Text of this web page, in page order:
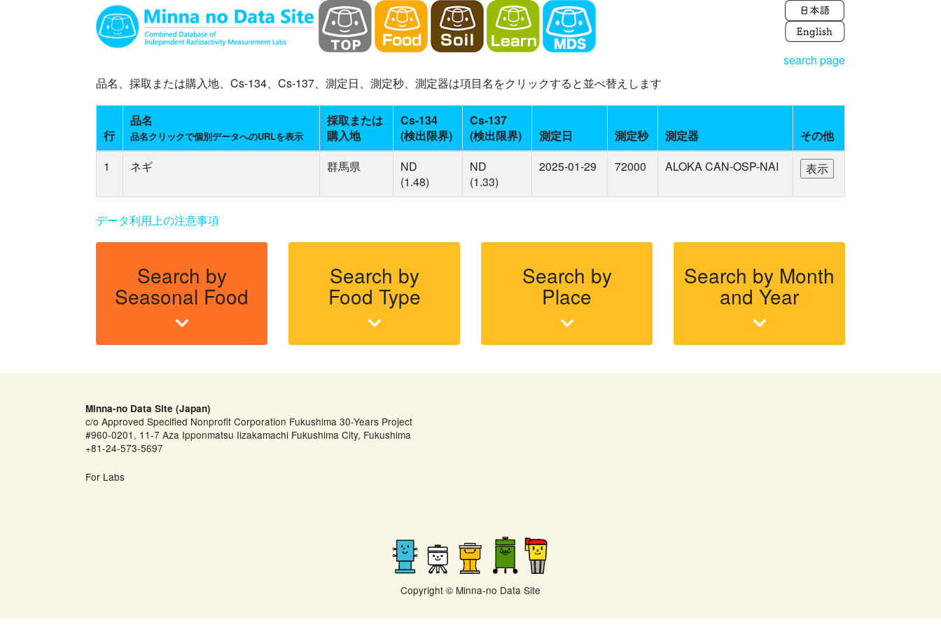
search page
品名、採取または購入地、Cs-134、Cs-137、測定日、測定秒、測定器は項目名をクリックすると並べ替えします
行
品名
品名クリックで個別データへのURLを表示
採取または
購入地
Cs-134
(検出限界)
Cs-137
(検出限界)
測定日 測定秒 測定器
その他
1
ネギ 群馬県
ND
(1.48)
ND
(1.33)
2025-01-29 72000 ALOKA CAN-OSP-NAI
データ利用上の注意事項
Search by
Seasonal Food
Search by
Food Type
Search by
Place
Search by Month
and Year
Minna-no Data Site (Japan)
c/o Approved Specified Nonprofit Corporation Fukushima 30-Years Project
#960-0201, 11-7 Aza Ipponmatsu Iizakamachi Fukushima City, Fukushima
+81-24-573-5697
For Labs
Copyright © Minna-no Data Site